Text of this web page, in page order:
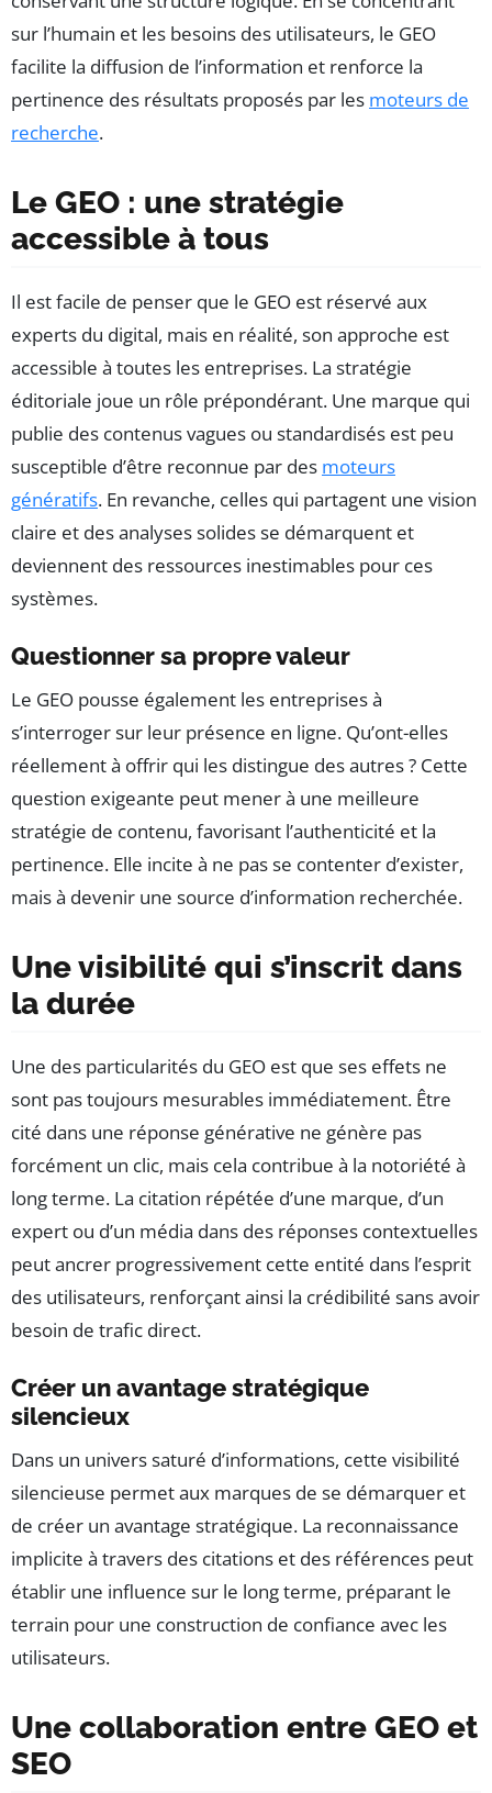
sur l’humain et les besoins des utilisateurs, le GEO
facilite la diffusion de l’information et renforce la
pertinence des résultats proposés par les moteurs de
recherche.
Le GEO : une stratégie
accessible à tous
Il est facile de penser que le GEO est réservé aux
experts du digital, mais en réalité, son approche est
accessible à toutes les entreprises. La stratégie
éditoriale joue un rôle prépondérant. Une marque qui
publie des contenus vagues ou standardisés est peu
susceptible d’être reconnue par des moteurs
génératifs. En revanche, celles qui partagent une vision
claire et des analyses solides se démarquent et
deviennent des ressources inestimables pour ces
systèmes.
Questionner sa propre valeur
Le GEO pousse également les entreprises à
s’interroger sur leur présence en ligne. Qu’ont-elles
réellement à offrir qui les distingue des autres ? Cette
question exigeante peut mener à une meilleure
stratégie de contenu, favorisant l’authenticité et la
pertinence. Elle incite à ne pas se contenter d’exister,
mais à devenir une source d’information recherchée.
Une visibilité qui s’inscrit dans
la durée
Une des particularités du GEO est que ses effets ne
sont pas toujours mesurables immédiatement. Être
cité dans une réponse générative ne génère pas
forcément un clic, mais cela contribue à la notoriété à
long terme. La citation répétée d’une marque, d’un
expert ou d’un média dans des réponses contextuelles
peut ancrer progressivement cette entité dans l’esprit
des utilisateurs, renforçant ainsi la crédibilité sans avoir
besoin de trafic direct.
Créer un avantage stratégique
silencieux
Dans un univers saturé d’informations, cette visibilité
silencieuse permet aux marques de se démarquer et
de créer un avantage stratégique. La reconnaissance
implicite à travers des citations et des références peut
établir une influence sur le long terme, préparant le
terrain pour une construction de confiance avec les
utilisateurs.
Une collaboration entre GEO et
SEO